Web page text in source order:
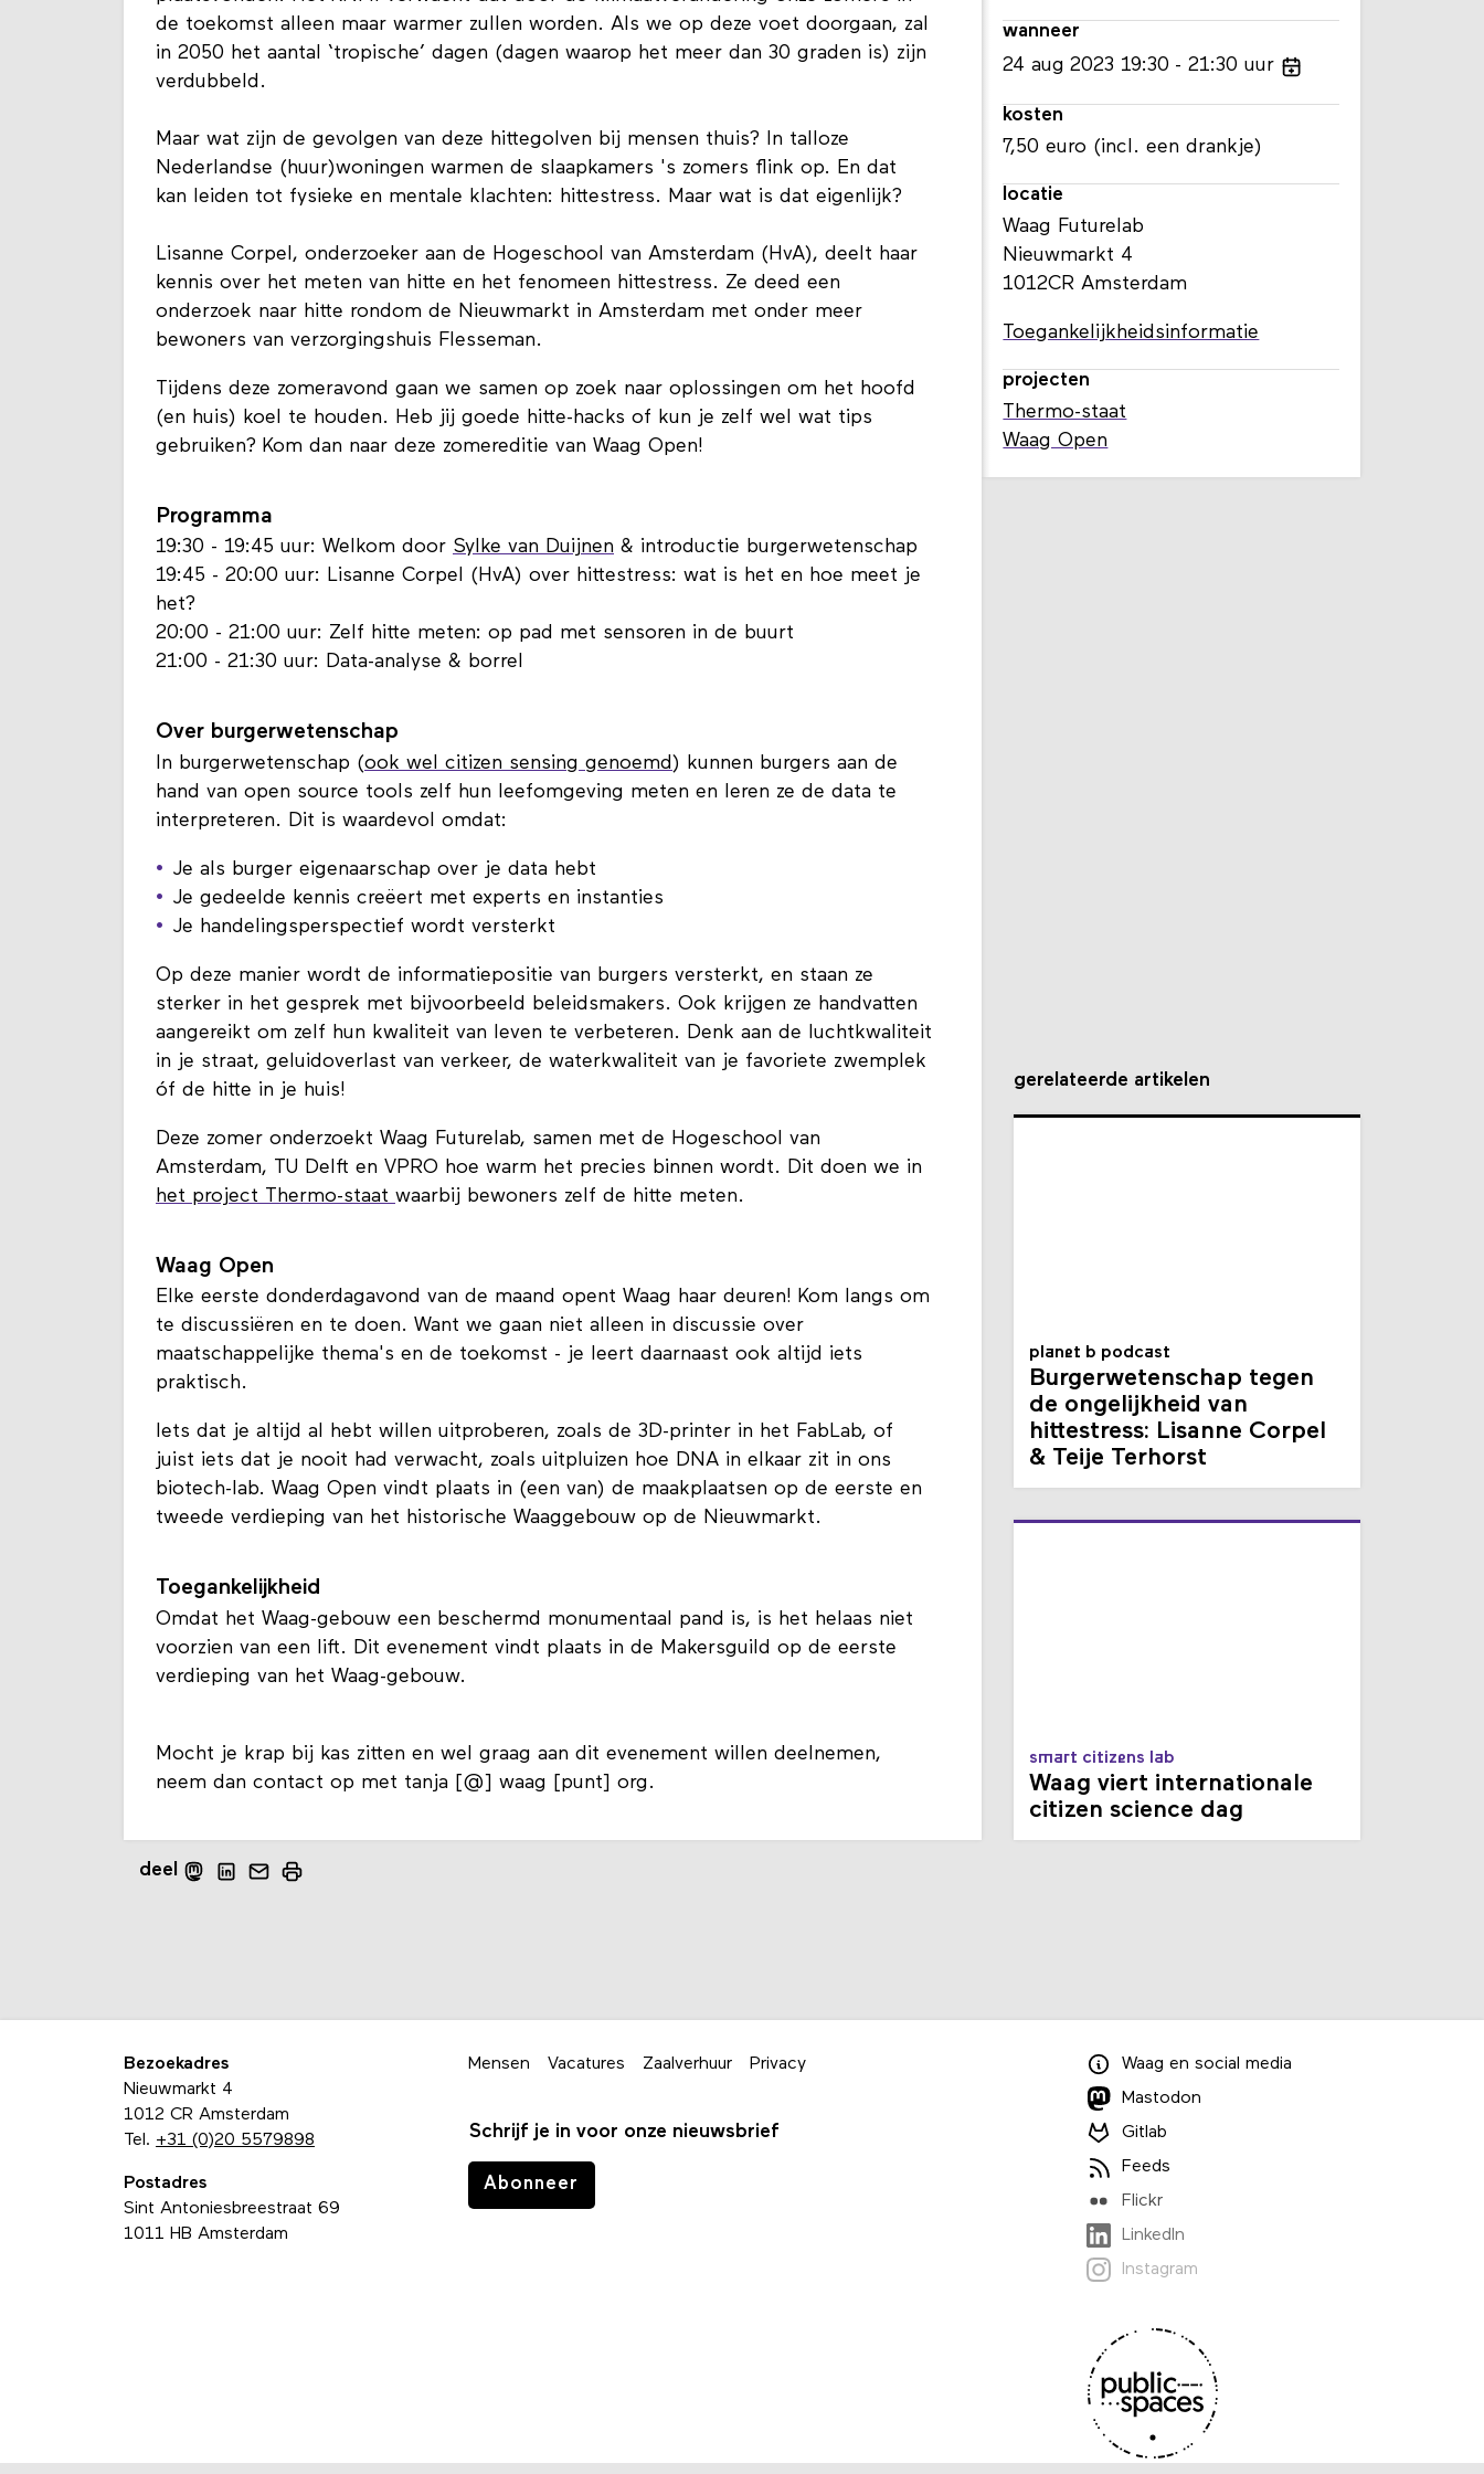
de toekomst alleen maar warmer zullen worden. Als we op deze voet doorgaan, zal
in 2050 het aantal ‘tropische’ dagen (dagen waarop het meer dan 30 graden is) zijn
verdubbeld.
Maar wat zijn de gevolgen van deze hittegolven bij mensen thuis? In talloze
Nederlandse (huur)woningen warmen de slaapkamers 's zomers flink op. En dat
kan leiden tot fysieke en mentale klachten: hittestress. Maar wat is dat eigenlijk?
Lisanne Corpel, onderzoeker aan de Hogeschool van Amsterdam (HvA), deelt haar
kennis over het meten van hitte en het fenomeen hittestress. Ze deed een
onderzoek naar hitte rondom de Nieuwmarkt in Amsterdam met onder meer
bewoners van verzorgingshuis Flesseman.
Tijdens deze zomeravond gaan we samen op zoek naar oplossingen om het hoofd
(en huis) koel te houden. Heb jij goede hitte-hacks of kun je zelf wel wat tips
gebruiken? Kom dan naar deze zomereditie van Waag Open!
Programma
19:30 - 19:45 uur: Welkom door Sylke van Duijnen & introductie burgerwetenschap
19:45 - 20:00 uur: Lisanne Corpel (HvA) over hittestress: wat is het en hoe meet je
het?
20:00 - 21:00 uur: Zelf hitte meten: op pad met sensoren in de buurt
21:00 - 21:30 uur: Data-analyse & borrel
Over burgerwetenschap
In burgerwetenschap (ook wel citizen sensing genoemd) kunnen burgers aan de
hand van open source tools zelf hun leefomgeving meten en leren ze de data te
interpreteren. Dit is waardevol omdat:
Je als burger eigenaarschap over je data hebt
Je gedeelde kennis creëert met experts en instanties
Je handelingsperspectief wordt versterkt
Op deze manier wordt de informatiepositie van burgers versterkt, en staan ze
sterker in het gesprek met bijvoorbeeld beleidsmakers. Ook krijgen ze handvatten
aangereikt om zelf hun kwaliteit van leven te verbeteren. Denk aan de luchtkwaliteit
in je straat, geluidoverlast van verkeer, de waterkwaliteit van je favoriete zwemplek
óf de hitte in je huis!
Deze zomer onderzoekt Waag Futurelab, samen met de Hogeschool van
Amsterdam, TU Delft en VPRO hoe warm het precies binnen wordt. Dit doen we in
het project Thermo-staat waarbij bewoners zelf de hitte meten.
Waag Open
Elke eerste donderdagavond van de maand opent Waag haar deuren! Kom langs om
te discussiëren en te doen. Want we gaan niet alleen in discussie over
maatschappelijke thema's en de toekomst - je leert daarnaast ook altijd iets
praktisch.
Iets dat je altijd al hebt willen uitproberen, zoals de 3D-printer in het FabLab, of
juist iets dat je nooit had verwacht, zoals uitpluizen hoe DNA in elkaar zit in ons
biotech-lab. Waag Open vindt plaats in (een van) de maakplaatsen op de eerste en
tweede verdieping van het historische Waaggebouw op de Nieuwmarkt.
Toegankelijkheid
Omdat het Waag-gebouw een beschermd monumentaal pand is, is het helaas niet
voorzien van een lift. Dit evenement vindt plaats in de Makersguild op de eerste
verdieping van het Waag-gebouw.
Mocht je krap bij kas zitten en wel graag aan dit evenement willen deelnemen,
neem dan contact op met tanja [@] waag [punt] org.
wanneer
24 aug 2023 19:30 21:30 uur
kosten
7,50 euro (incl. een drankje)
locatie
Waag Futurelab
Nieuwmarkt 4
1012CR Amsterdam
Toegankelijkheidsinformatie
projecten
Thermo-staat
Waag Open
deel
gerelateerde artikelen
planet b podcast
Burger­weten­schap tegen
de ongelijkheid van
hittestress: Lisanne Corpel
& Teije Terhorst
smart citizens lab
Waag viert internationale
citizen science dag
Bezoekadres
Nieuwmarkt 4
1012 CR Amsterdam
Tel. +31 (0)20 5579898
Postadres
Sint Antoniesbreestraat 69
1011 HB Amsterdam
Mensen Vacatures Zaalverhuur Privacy
Schrijf je in voor onze nieuwsbrief
Abonneer
Waag en social media
Mastodon
Gitlab
Feeds
Flickr
LinkedIn
Instagram